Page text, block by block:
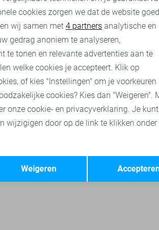
Only vesten Vero Moda vesten Vila
Marketing cookies
Opslaan
cookies zorgen we dat de website goed
wij samen met 4 partners analytische en
gedrag anoniem te analyseren,
te tonen en relevante advertenties aan te
welke cookies je accepteert. Klik op
of kies "Instellingen" om je voorkeuren
cookies? Kies dan "Weigeren".
onze cookie- en privacyverklaring. Je
wijzigigen door op de link te klikken onder
Weigeren